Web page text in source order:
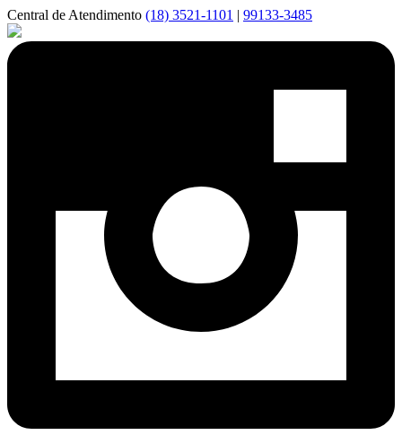
Central de Atendimento (18) 3521-1101 | 99133-3485